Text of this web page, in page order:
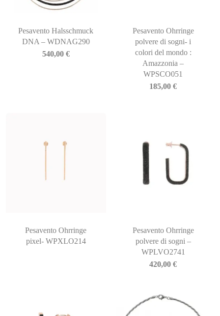
Pesavento Halsschmuck
DNA – WDNAG290
540,00 €
Pesavento Ohrringe
polvere di sogni- i
colori del mondo :
Amazzonia –
WPSCO051
185,00€
Pesavento Ohrringe
pixel- WPXLO214
Pesavento Ohrringe
polvere di sogni –
WPLVO2741
420,00€